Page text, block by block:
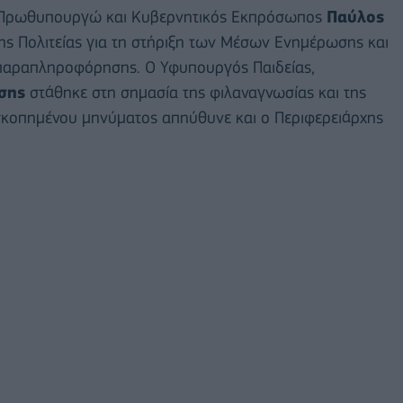
και Κυβερνητικός Εκπρόσωπος Παύλος
Πολιτείας για τη στήριξη των Μέσων Ενημέρωσης και
Ο Υφυπουργός Παιδείας,
στάθηκε στη σημασία της φιλαναγνωσίας και της
μηνύματος απηύθυνε και ο Περιφερειάρχης